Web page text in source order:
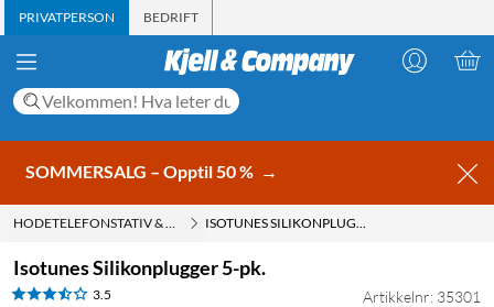
PRIVATPERSON BEDRIFT
SOMMERSALG – Opptil 50 % →
HODETELEFONSTATIV & TILBEHØR ISOTUNES SILIKONPLUGGER 5-PK.
Isotunes Silikonplugger 5-pk.
3.5 Artikkelnr: 35301